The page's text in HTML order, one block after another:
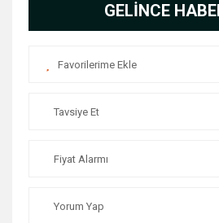
GELİNCE
Tavsiye Et
Fiyat Alarmı
Yorum Yap